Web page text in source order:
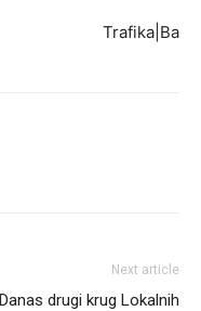
Trafika|Ba
Next article
Danas drugi krug Lokalnih